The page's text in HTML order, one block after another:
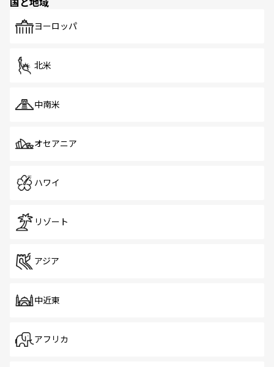
で、ホーカーズは地元の風情を楽しめる外せないスポット
ヨーロッパ
北米
中南米
オセアニア
ハワイ
リゾート
アジア
中近東
アフリカ